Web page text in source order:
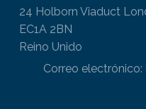
24 Holborn Viaduct
EC1A 2BN
Reino Unido
Correo electrónico: